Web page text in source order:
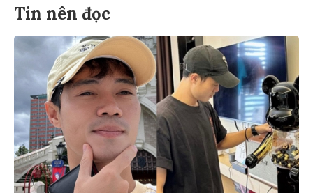
Tin nên đọc